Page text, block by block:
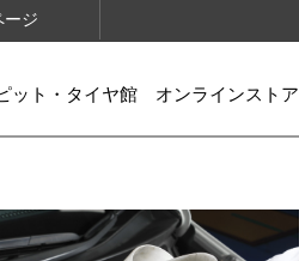
ージ
ット・タイヤ館 オンラインストア